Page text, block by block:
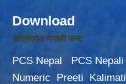
Download
डाउनलोड नेपाली फन्ट
PCS Nepal PCS Nepali
Numeric
Preeti Kalimati